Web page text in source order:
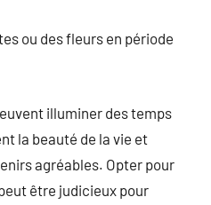
ou des fleurs en période
illuminer des temps
la beauté de la vie et
agréables. Opter pour
être judicieux pour